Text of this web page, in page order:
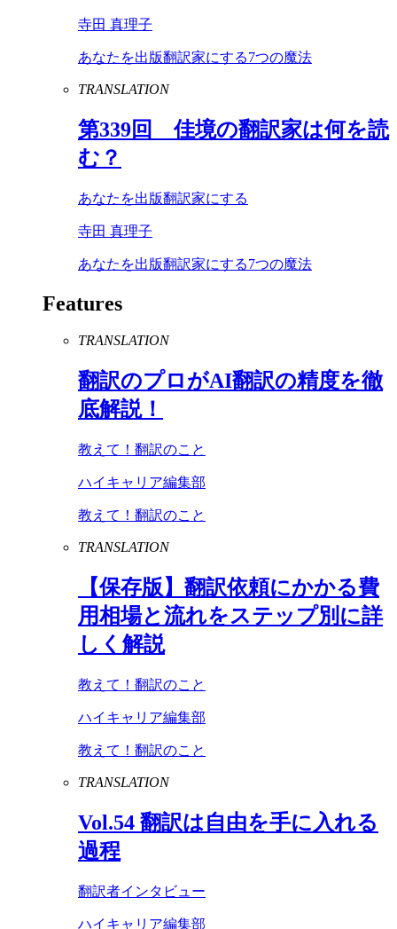
寺田 真理子
あなたを出版翻訳家にする7つの魔法
TRANSLATION
第339回 佳境の翻訳家は何を読
む？
あなたを出版翻訳家にする
寺田 真理子
あなたを出版翻訳家にする7つの魔法
Features
TRANSLATION
翻訳のプロがAI翻訳の精度を徹
底解説！
教えて！翻訳のこと
ハイキャリア編集部
教えて！翻訳のこと
TRANSLATION
【保存版】翻訳依頼にかかる費
用相場と流れをステップ別に詳
しく解説
教えて！翻訳のこと
ハイキャリア編集部
教えて！翻訳のこと
TRANSLATION
Vol.54 翻訳は自由を手に入れる
過程
翻訳者インタビュー
ハイキャリア編集部